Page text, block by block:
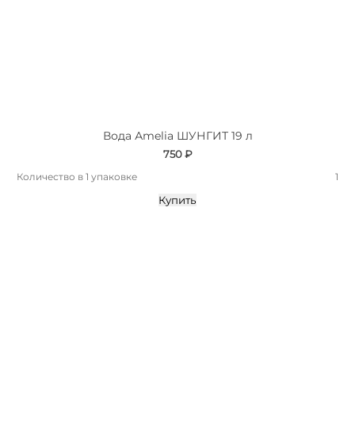
Вода Аmelia ШУНГИТ 19 л
750 ₽
Количество в 1 упаковке 1
Купить